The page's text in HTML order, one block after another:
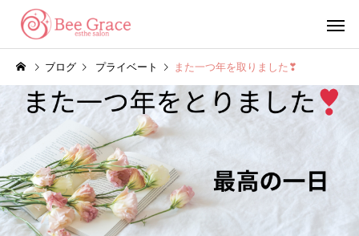
脱毛コース エステコ
エステ
ブログ プライベート また一つ年を取りました❣